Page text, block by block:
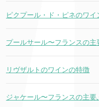
ピクプール・ド・ピネのワイ
プールサール〜フランスの
リヴザルトのワインの特徴
ジャケール〜フランスの主